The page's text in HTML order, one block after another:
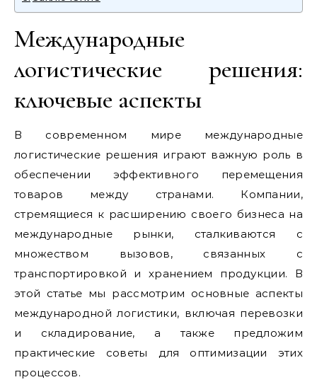
Международные
логистические решения:
ключевые аспекты
В современном мире международные
логистические решения играют важную роль в
обеспечении эффективного перемещения
товаров между странами. Компании,
стремящиеся к расширению своего бизнеса на
международные рынки, сталкиваются с
множеством вызовов, связанных с
транспортировкой и хранением продукции. В
этой статье мы рассмотрим основные аспекты
международной логистики, включая перевозки
и складирование, а также предложим
практические советы для оптимизации этих
процессов.